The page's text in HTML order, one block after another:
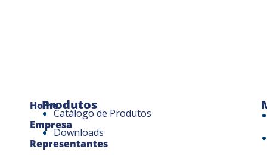
Home
Empresa
Representantes
Produtos
Catálogo de Produtos
Downloads